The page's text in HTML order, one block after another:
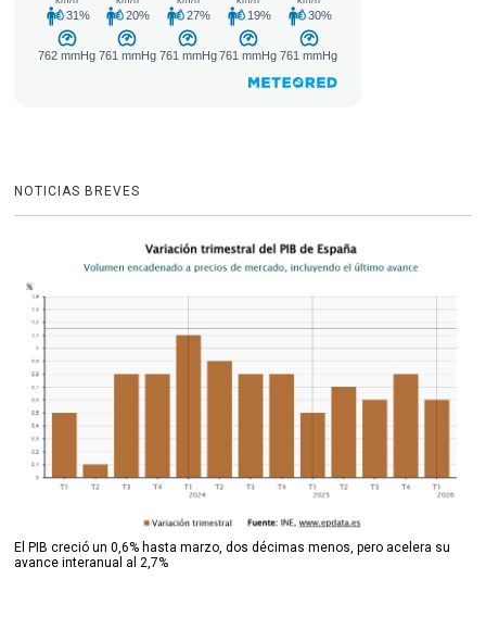
NOTICIAS BREVES
El PIB creció un 0,6% hasta marzo, dos décimas menos, pero acelera su
avance interanual al 2,7%